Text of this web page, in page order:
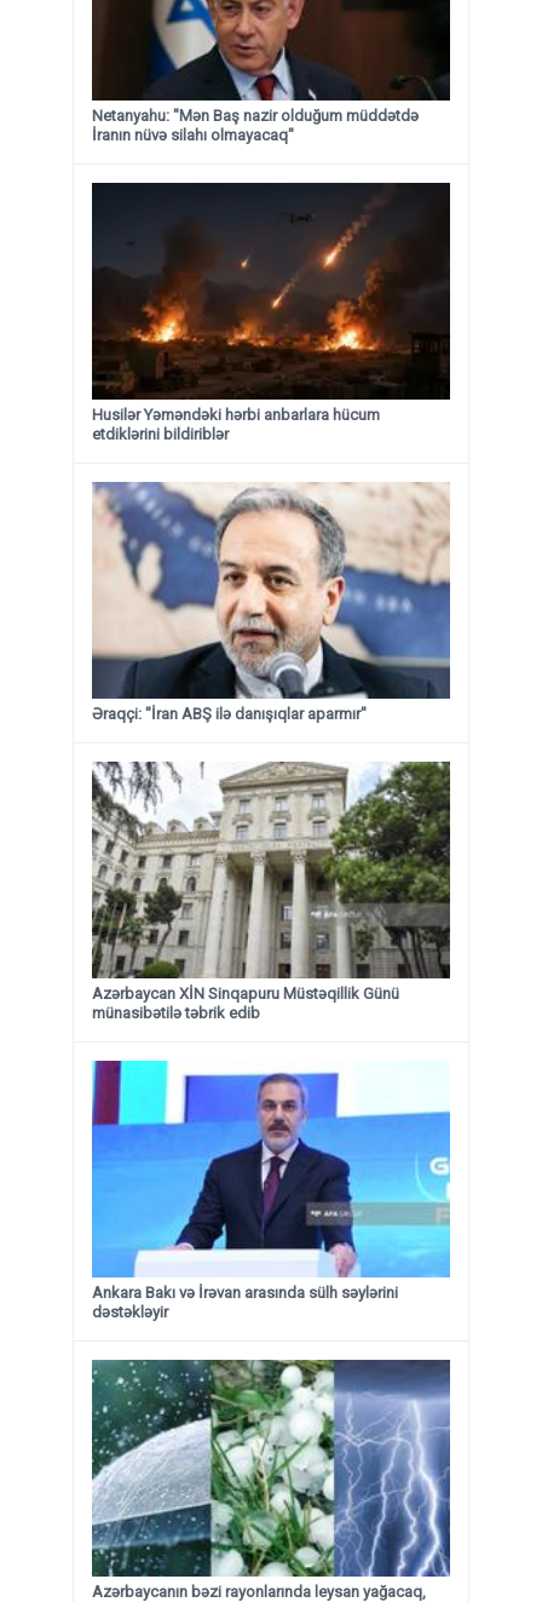
Netanyahu: "Mən Baş nazir olduğum müddətdə
İranın nüvə silahı olmayacaq"
Husilər Yəməndəki hərbi anbarlara hücum
etdiklərini bildiriblər
Əraqçi: "İran ABŞ ilə danışıqlar aparmır"
Azərbaycan XİN Sinqapuru Müstəqillik Günü
münasibətilə təbrik edib
Ankara Bakı və İrəvan arasında sülh səylərini
dəstəkləyir
Azərbaycanın bəzi rayonlarında leysan yağacaq,